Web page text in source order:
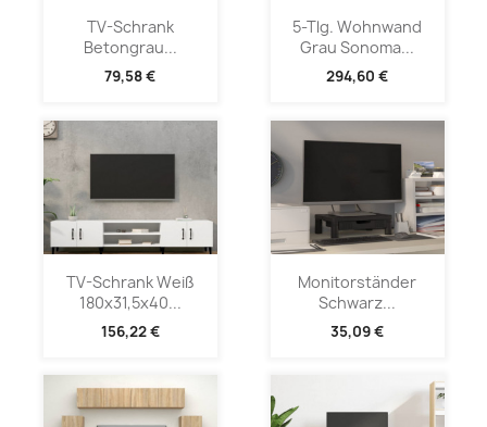
TV-Schrank
Betongrau...
79,58 €
5-Tlg. Wohnwand
Grau Sonoma...
294,60 €
TV-Schrank Weiß
180x31,5x40...
156,22 €
Monitorständer
Schwarz...
35,09 €